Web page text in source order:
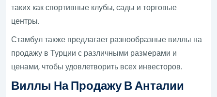
таких как спортивные клубы, сады и торговые
центры.
Стамбул также предлагает разнообразные виллы на
продажу в Турции с различными размерами и
ценами, чтобы удовлетворить всех инвесторов.
Виллы На Продажу В Анталии